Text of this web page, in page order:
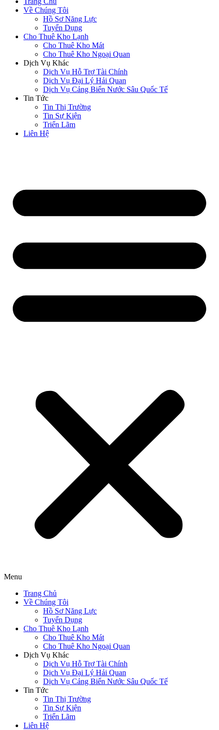
Về Chúng Tôi
Hồ Sơ Năng Lực
Tuyển Dụng
Cho Thuê Kho Lạnh
Cho Thuê Kho Mát
Cho Thuê Kho Ngoại Quan
Dịch Vụ Khác
Dịch Vụ Hỗ Trợ Tài Chính
Dịch Vụ Đại Lý Hải Quan
Dịch Vụ Cảng Biển Nước Sâu Quốc Tế
Tin Tức
Tin Thị Trường
Tin Sự Kiện
Triển Lãm
Liên Hệ
Menu
Trang Chủ
Về Chúng Tôi
Hồ Sơ Năng Lực
Tuyển Dụng
Cho Thuê Kho Lạnh
Cho Thuê Kho Mát
Cho Thuê Kho Ngoại Quan
Dịch Vụ Khác
Dịch Vụ Hỗ Trợ Tài Chính
Dịch Vụ Đại Lý Hải Quan
Dịch Vụ Cảng Biển Nước Sâu Quốc Tế
Tin Tức
Tin Thị Trường
Tin Sự Kiện
Triển Lãm
Liên Hệ